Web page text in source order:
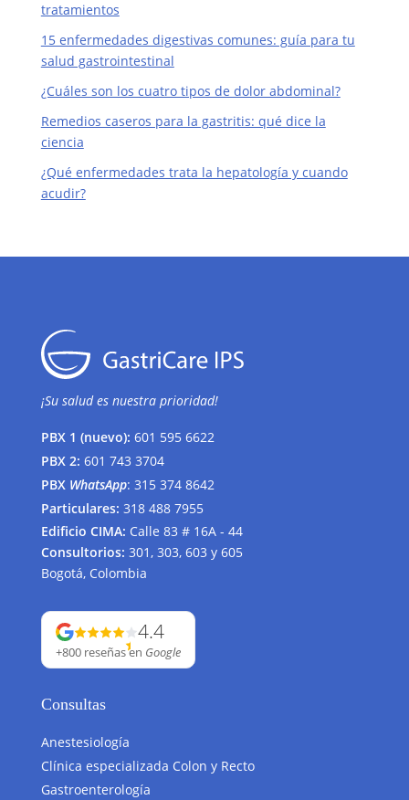
tratamientos
15 enfermedades digestivas comunes: guía para tu
salud gastrointestinal
¿Cuáles son los cuatro tipos de dolor abdominal?
Remedios caseros para la gastritis: qué dice la
ciencia
¿Qué enfermedades trata la hepatología y cuando
acudir?
¡Su salud es nuestra prioridad!
PBX 1 (nuevo): 601 595 6622
PBX 2: 601 743 3704
PBX WhatsApp: 315 374 8642
Particulares: 318 488 7955
Edificio CIMA: Calle 83 # 16A - 44
Consultorios: 301, 303, 603 y 605
Bogotá, Colombia
4.4
+800 reseñasen Google
Consultas
Anestesiología
Clínica especializada Colon y Recto
Gastroenterología